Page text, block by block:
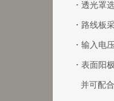
· 透光罩
· 路线板
· 输入电
· 表面阳
并可配